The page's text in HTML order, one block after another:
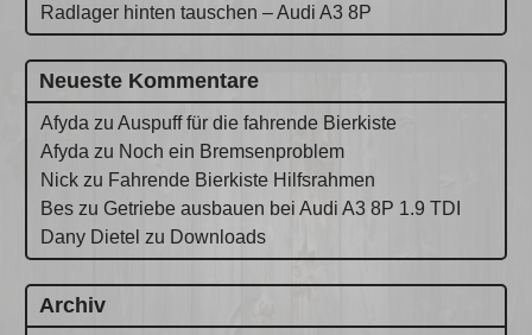
Radlager hinten tauschen – Audi A3 8P
Neueste Kommentare
Afyda zuAuspuff für die fahrende Bierkiste
Afyda zu Noch ein Bremsenproblem
Nick zu Fahrende Bierkiste Hilfsrahmen
Bes zuGetriebe ausbauen bei Audi A3 8P 1.9 TDI
Dany Dietel zu Downloads
Archiv